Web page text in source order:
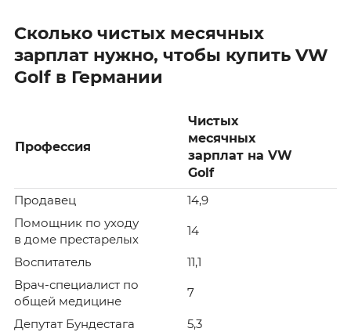
Сколько чистых месячных
зарплат нужно, чтобы купить VW
Golf в Германии
Профессия
Чистых
месячных
зарплат на VW
Golf
Продавец
14,9
Помощник по уходу
в доме престарелых
14
Воспитатель
11,1
Врач-специалист по
общей медицине
7
Депутат Бундестага
5,3